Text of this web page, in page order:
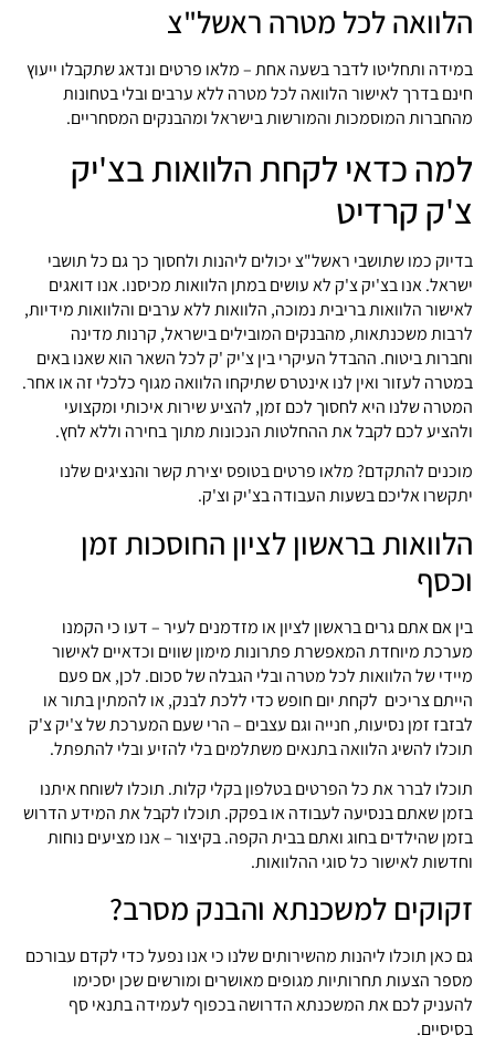
הלוואה לכל מטרה ראשל"צ
במידה ותחליטו לדבר בשעה אחת – מלאו פרטים ונדאג שתקבלו ייעוץ
חינם בדרך לאישור הלוואה לכל מטרה ללא ערבים ובלי בטחונות
מהחברות המוסמכות והמורשות בישראל ומהבנקים המסחריים.
למה כדאי לקחת הלוואות בצ'יק
צ'ק קרדיט
בדיוק כמו שתושבי ראשל"צ יכולים ליהנות ולחסוך כך גם כל תושבי
ישראל. אנו בצ'יק צ'ק לא עושים במתן הלוואות מכיסנו. אנו דואגים
לאישור הלוואות בריבית נמוכה, הלוואות ללא ערבים והלוואות מידיות,
לרבות משכנתאות, מהבנקים המובילים בישראל, קרנות מדינה
וחברות ביטוח. ההבדל העיקרי בין צ'יק 'ק לכל השאר הוא שאנו באים
במטרה לעזור ואין לנו אינטרס שתיקחו הלוואה מגוף כלכלי זה או אחר.
המטרה שלנו היא לחסוך לכם זמן, להציע שירות איכותי ומקצועי
ולהציע לכם לקבל את ההחלטות הנכונות מתוך בחירה וללא לחץ.
מוכנים להתקדם? מלאו פרטים בטופס יצירת קשר והנציגים שלנו
יתקשרו אליכם בשעות העבודה בצ'יק וצ'ק.
הלוואות בראשון לציון החוסכות זמן
וכסף
בין אם אתם גרים בראשון לציון או מזדמנים לעיר – דעו כי הקמנו
מערכת מיוחדת המאפשרת פתרונות מימון שווים וכדאיים לאישור
מיידי של הלוואות לכל מטרה ובלי הגבלה של סכום. לכן, אם פעם
הייתם צריכים לקחת יום חופש כדי ללכת לבנק, או להמתין בתור או
לבזבז זמן נסיעות, חנייה וגם עצבים – הרי שעם המערכת של צ'יק צ'ק
תוכלו להשיג הלוואה בתנאים משתלמים בלי להזיע ובלי להתפתל.
תוכלו לברר את כל הפרטים בטלפון בקלי קלות. תוכלו לשוחח איתנו
בזמן שאתם בנסיעה לעבודה או בפקק. תוכלו לקבל את המידע הדרוש
בזמן שהילדים בחוג ואתם בבית הקפה. בקיצור – אנו מציעים נוחות
וחדשות לאישור כל סוגי ההלוואות.
זקוקים למשכנתא והבנק מסרב?
גם כאן תוכלו ליהנות מהשירותים שלנו כי אנו נפעל כדי לקדם עבורכם
מספר הצעות תחרותיות מגופים מאושרים ומורשים שכן יסכימו
להעניק לכם את המשכנתא הדרושה בכפוף לעמידה בתנאי סף
בסיסיים.